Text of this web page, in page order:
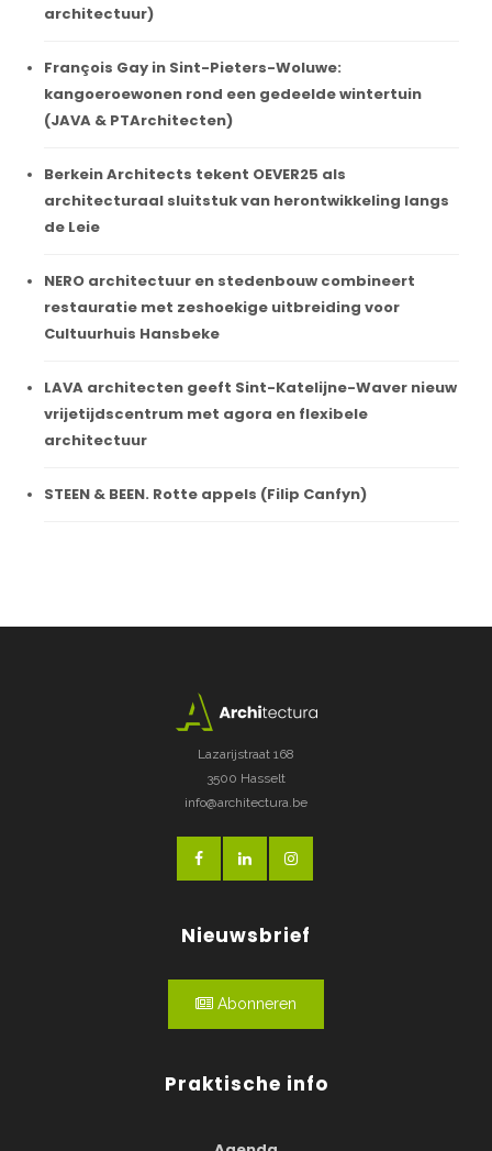
architectuur)
François Gay in Sint-Pieters-Woluwe:
kangoeroewonen rond een gedeelde wintertuin
(JAVA & PTArchitecten)
Berkein Architects tekent OEVER25 als
architecturaal sluitstuk van herontwikkeling langs
de Leie
NERO architectuur en stedenbouw combineert
restauratie met zeshoekige uitbreiding voor
Cultuurhuis Hansbeke
LAVA architecten geeft Sint-Katelijne-Waver nieuw
vrijetijdscentrum met agora en flexibele
architectuur
STEEN & BEEN. Rotte appels (Filip Canfyn)
Lazarijstraat 168
3500 Hasselt
info@architectura.be
Nieuwsbrief
Abonneren
Praktische info